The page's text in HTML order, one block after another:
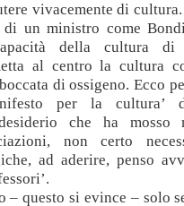
vivacemente di
di un ministro come
della cultura di
al centro la cultura
di ossigeno. Ecco
per la cultura’
che ha mosso
non certo
ad aderire, penso
– questo si evince – solo